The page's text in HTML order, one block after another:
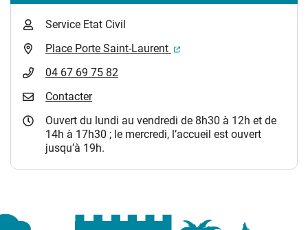
Service Etat Civil
Place Porte Saint-Laurent
(ouverture dans un
04 67 69 75 82
Contacter
Ouvert du lundi au vendredi de 8h30 à 12h et de
14h à 17h30 ; le mercredi, l’accueil est ouvert
jusqu’à 19h.